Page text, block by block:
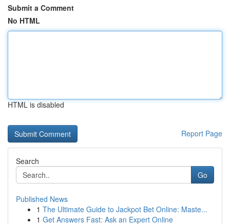
Submit a Comment
No HTML
HTML is disabled
Report Page
Search
Go
Published News
1 The Ultimate Guide to Jackpot Bet Online: Maste...
1 Get Answers Fast: Ask an Expert Online